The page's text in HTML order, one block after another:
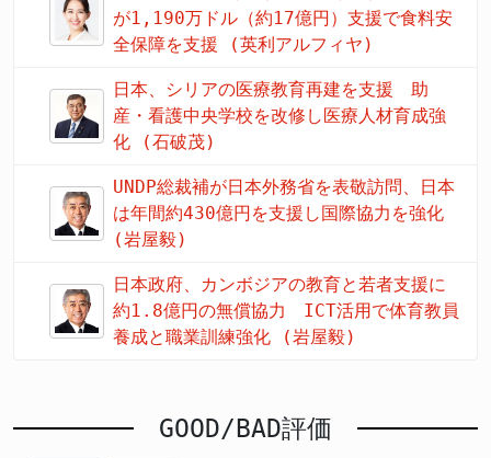
が1,190万ドル（約17億円）支援で食料安
全保障を支援 (英利アルフィヤ)
日本、シリアの医療教育再建を支援 助
産・看護中央学校を改修し医療人材育成強
化 (石破茂)
UNDP総裁補が日本外務省を表敬訪問、日本
は年間約430億円を支援し国際協力を強化
(岩屋毅)
日本政府、カンボジアの教育と若者支援に
約1.8億円の無償協力 ICT活用で体育教員
養成と職業訓練強化 (岩屋毅)
GOOD/BAD評価